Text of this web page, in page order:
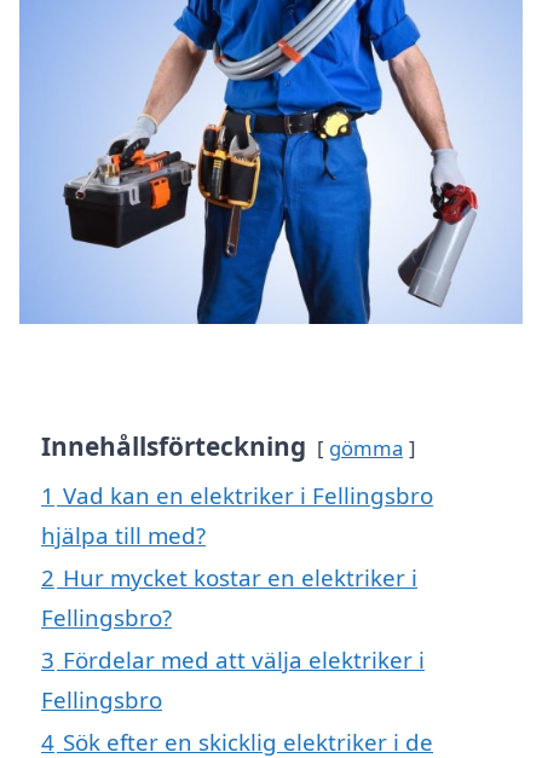
Innehållsförteckning gömma
1 Vad kan en elektriker i Fellingsbro
hjälpa till med?
2 Hur mycket kostar en elektriker i
Fellingsbro?
3 Fördelar med att välja elektriker i
Fellingsbro
4 Sök efter en skicklig elektriker i de